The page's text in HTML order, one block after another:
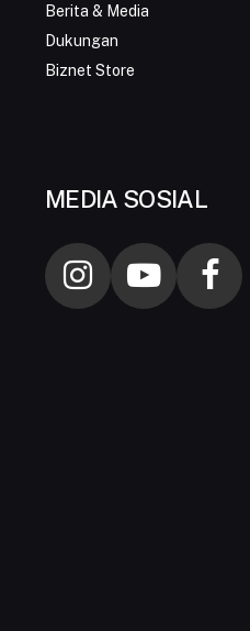
Berita & Media
Dukungan
Biznet Store
MEDIA SOSIAL